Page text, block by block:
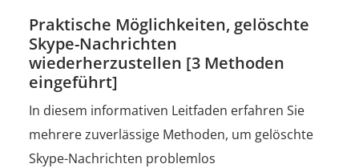
Praktische Möglichkeiten, gelöschte
Skype-Nachrichten
wiederherzustellen [3 Methoden
eingeführt]
In diesem informativen Leitfaden erfahren Sie
mehrere zuverlässige Methoden, um gelöschte
Skype-Nachrichten problemlos